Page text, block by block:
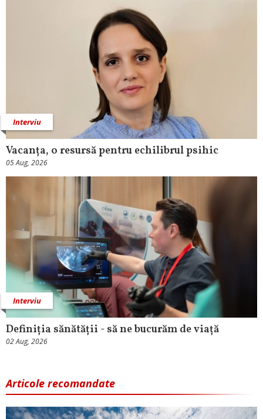
Interviu
Vacanța, o resursă pentru echilibrul psihic
05 Aug, 2026
Interviu
Definiția sănătății - să ne bucurăm de viață
02 Aug, 2026
Articole recomandate